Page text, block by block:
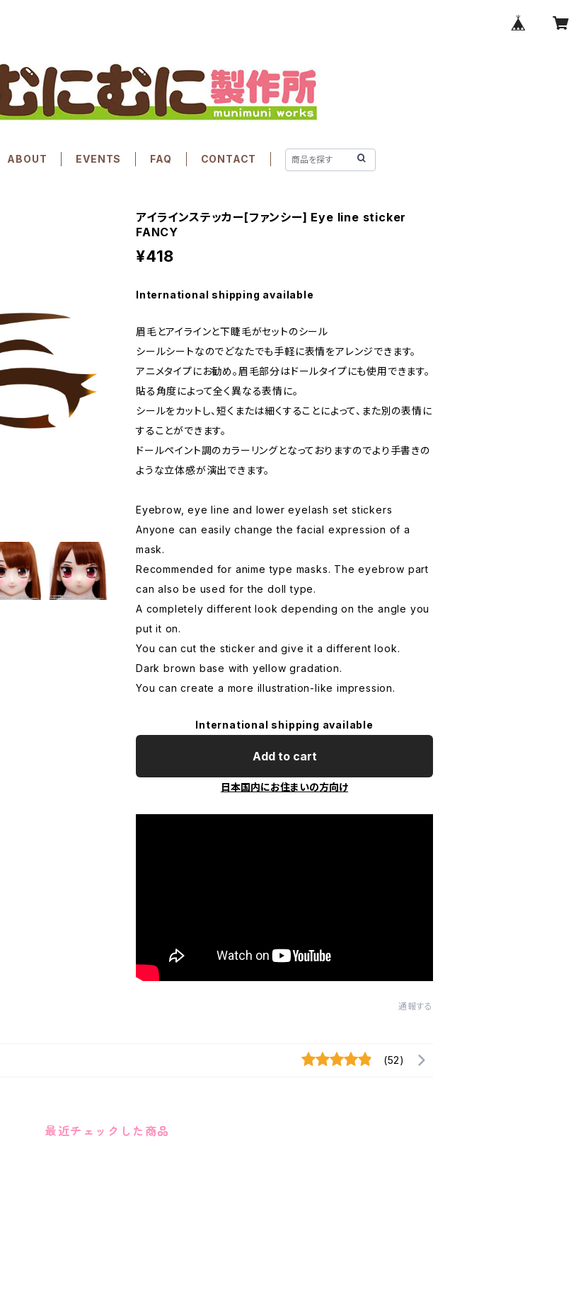
ABOUT EVENTS FAQ CONTACT
アイラインステッカー[ファンシー] Eye line sticker
FANCY
¥418
International shipping available
眉毛とアイラインと下睫毛がセットのシール
シールシートなのでどなたでも手軽に表情をアレンジできます。
アニメタイプにお勧め。眉毛部分はドールタイプにも使用できます。
貼る角度によって全く異なる表情に。
シールをカットし、短くまたは細くすることによって、また別の表情に
することができます。
ドールペイント調のカラーリングとなっておりますのでより手書きの
ような立体感が演出できます。
Eyebrow, eye line and lower eyelash set stickers
Anyone can easily change the facial expression of a
mask.
Recommended for anime type masks. The eyebrow part
can also be used for the doll type.
A completely different look depending on the angle you
put it on.
You can cut the sticker and give it a different look.
Dark brown base with yellow gradation.
You can create a more illustration-like impression.
International shipping available
Add to cart
日本国内にお住まいの方向け
通報する
(52)
最近チェックした商品